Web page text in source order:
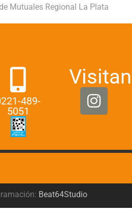
Mutuales Regional La Plata
489-
5051
Beat64Studio